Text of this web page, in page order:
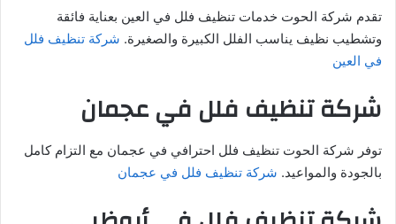
تقدم شركة الحوت خدمات تنظيف فلل في العين بعناية فائقة
وتشطيب نظيف يناسب الفلل الكبيرة والصغيرة. شركة تنظيف فلل
في العين
شركة تنظيف فلل في عجمان
توفر شركة الحوت تنظيف فلل احترافي في عجمان مع التزام كامل
بالجودة والمواعيد. شركة تنظيف فلل في عجمان